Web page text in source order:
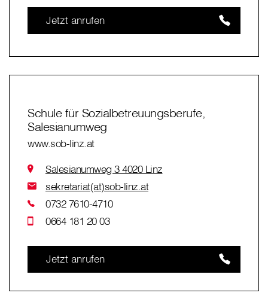
Jetzt anrufen
Schule für Sozialbetreuungsberufe,
Salesianumweg
www.sob-linz.at
Salesianumweg 3 4020 Linz
sekretariat(at)sob-linz.at
0732 7610-4710
0664 181 20 03
Jetzt anrufen